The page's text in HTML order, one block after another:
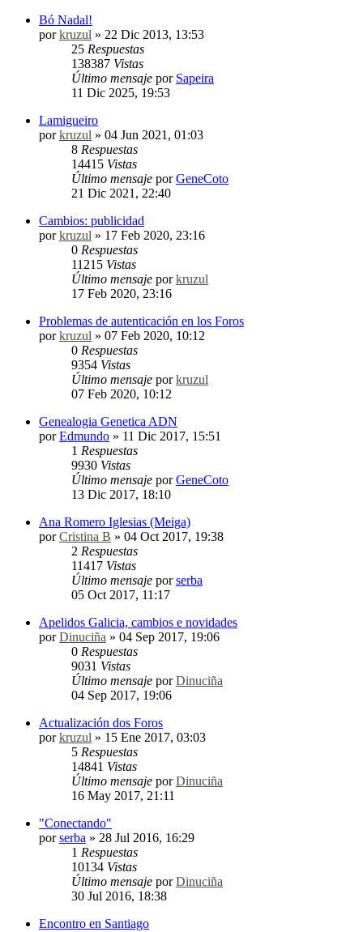
Bó Nadal!
porkruzul » 22 Dic 2013, 13:53
25 Respuestas
138387 Vistas
Último mensaje por Sapeira
11 Dic 2025, 19:53
Lamigueiro
porkruzul » 04 Jun 2021, 01:03
8 Respuestas
14415 Vistas
Último mensaje porGeneCoto
21 Dic 2021, 22:40
Cambios: publicidad
porkruzul » 17 Feb 2020, 23:16
0 Respuestas
11215 Vistas
Último mensaje porkruzul
17 Feb 2020, 23:16
Problemas de autenticación en los Foros
porkruzul » 07 Feb 2020, 10:12
0 Respuestas
9354 Vistas
Último mensaje porkruzul
07 Feb 2020, 10:12
Genealogia Genetica ADN
porEdmundo » 11 Dic 2017, 15:51
1 Respuestas
9930 Vistas
Último mensaje porGeneCoto
13 Dic 2017, 18:10
Ana Romero Iglesias (Meiga)
porCristina B » 04 Oct 2017, 19:38
2 Respuestas
11417 Vistas
Último mensaje porserba
05 Oct 2017, 11:17
Apelidos Galicia, cambios e novidades
porDinuciña » 04 Sep 2017, 19:06
0 Respuestas
9031 Vistas
Último mensaje porDinuciña
04 Sep 2017, 19:06
Actualización dos Foros
porkruzul » 15 Ene 2017, 03:03
5 Respuestas
14841 Vistas
Último mensaje porDinuciña
16 May 2017, 21:11
"Conectando"
porserba » 28 Jul 2016, 16:29
1 Respuestas
10134 Vistas
Último mensaje porDinuciña
30 Jul 2016, 18:38
Encontro en Santiago